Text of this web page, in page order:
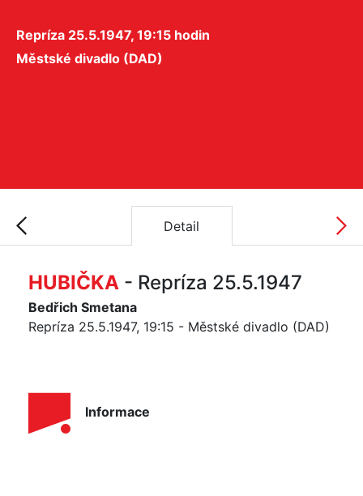
Repríza 25.5.1947, 19:15 hodin
Městské divadlo (DAD)
Detail
HUBIČKA - Repríza 25.5.1947
Bedřich Smetana
Repríza 25.5.1947, 19:15 - Městské divadlo (DAD)
Informace